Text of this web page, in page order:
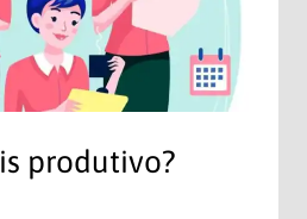
produtivo?